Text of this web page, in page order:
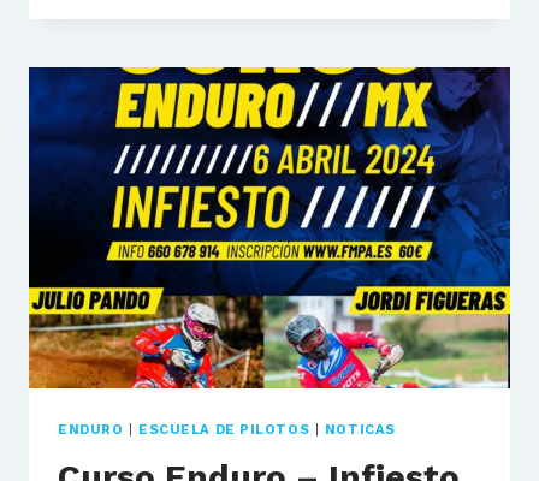
ENDURO ESCUELA DE PILOTOS NOTICAS